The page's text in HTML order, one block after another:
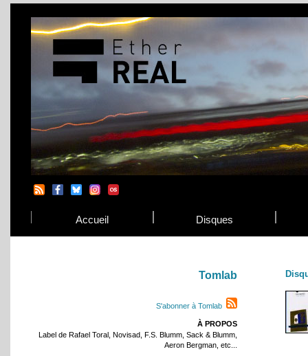
Accueil Disques
Tomlab
S'abonner à Tomlab
À PROPOS
Label de Rafael Toral, Novisad, F.S. Blumm, Sack & Blumm,
Aeron Bergman, etc...